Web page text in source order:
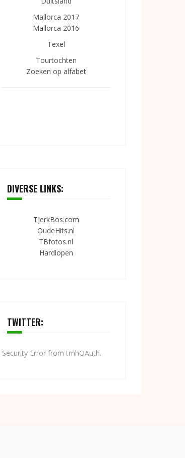
Mallorca 2017
Mallorca 2016
Texel
Tourtochten
Zoeken op alfabet
DIVERSE LINKS:
TjerkBos.com
OudeHits.nl
TBfotos.nl
Hardlopen
TWITTER:
Security Error from tmhOAuth.